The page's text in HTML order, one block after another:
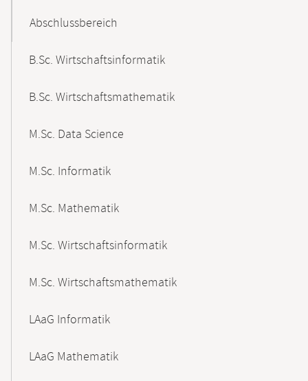
Abschlussbereich
B.Sc. Wirtschaftsinformatik
B.Sc. Wirtschaftsmathematik
M.Sc. Data Science
M.Sc. Informatik
M.Sc. Mathematik
M.Sc. Wirtschaftsinformatik
M.Sc. Wirtschaftsmathematik
LAaG Informatik
LAaG Mathematik